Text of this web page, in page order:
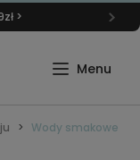
>
Wody smakowe